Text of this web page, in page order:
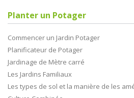
Planter un Potager
Commencer un Jardin Potager
Planificateur de Potager
Jardinage de Mètre carré
Les Jardins Familiaux
Les types de sol et la manière de les